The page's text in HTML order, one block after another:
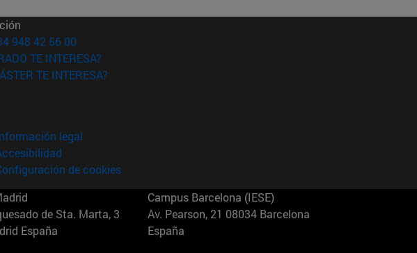
948 42 56 00
TE INTERESA?
TE INTERESA?
legal
de cookies
de Sta. Marta, 3
España
Campus Barcelona (IESE)
Av. Pearson, 21 08034 Barcelona
España